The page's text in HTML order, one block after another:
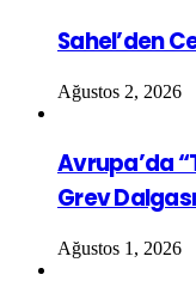
Sahel’den
Ağustos 2, 2026
Avrupa’da
Grev
Ağustos 1, 2026